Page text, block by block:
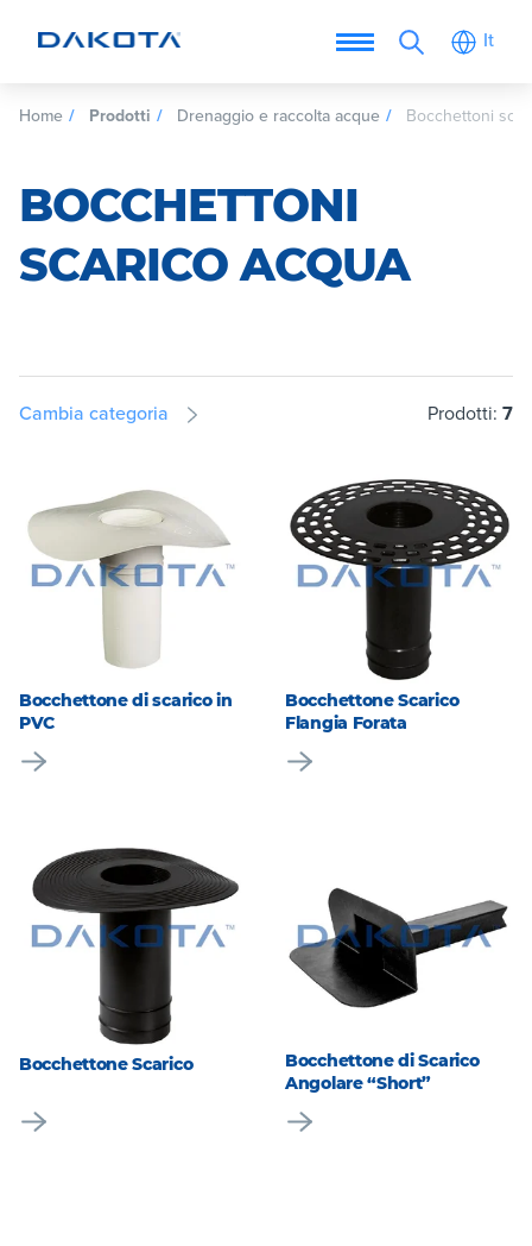
It
Home Prodotti Drenaggio e raccolta acque Bocchettoni
BOCCHETTONI
SCARICO ACQUA
Cambia categoria Prodotti: 7
Bocchettone di scarico in
PVC
Bocchettone Scarico
Flangia Forata
Bocchettone Scarico
Bocchettone di Scarico
Angolare “Short”